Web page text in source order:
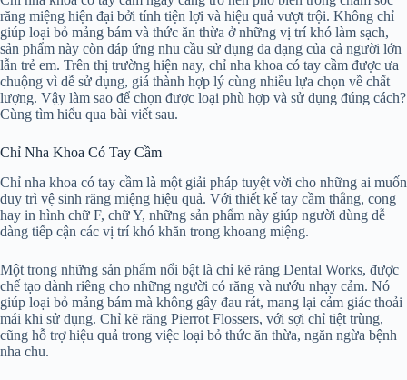
răng miệng hiện đại bởi tính tiện lợi và hiệu quả vượt trội. Không chỉ
giúp loại bỏ mảng bám và thức ăn thừa ở những vị trí khó làm sạch,
sản phẩm này còn đáp ứng nhu cầu sử dụng đa dạng của cả người lớn
lẫn trẻ em. Trên thị trường hiện nay, chỉ nha khoa có tay cầm được ưa
chuộng vì dễ sử dụng, giá thành hợp lý cùng nhiều lựa chọn về chất
lượng. Vậy làm sao để chọn được loại phù hợp và sử dụng đúng cách?
Cùng tìm hiểu qua bài viết sau.
Chỉ Nha Khoa Có Tay Cầm
Chỉ nha khoa có tay cầm là một giải pháp tuyệt vời cho những ai muốn
duy trì vệ sinh răng miệng hiệu quả. Với thiết kế tay cầm thẳng, cong
hay in hình chữ F, chữ Y, những sản phẩm này giúp người dùng dễ
dàng tiếp cận các vị trí khó khăn trong khoang miệng.
Một trong những sản phẩm nổi bật là chỉ kẽ răng Dental Works, được
chế tạo dành riêng cho những người có răng và nướu nhạy cảm. Nó
giúp loại bỏ mảng bám mà không gây đau rát, mang lại cảm giác thoải
mái khi sử dụng. Chỉ kẽ răng Pierrot Flossers, với sợi chỉ tiệt trùng,
cũng hỗ trợ hiệu quả trong việc loại bỏ thức ăn thừa, ngăn ngừa bệnh
nha chu.